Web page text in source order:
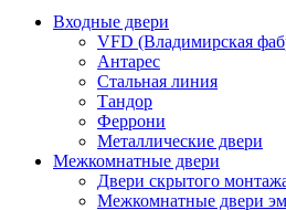
Входные двери
VFD (Владимирская
Антарес
Стальная линия
Тандор
Феррони
Металлические двери
Межкомнатные двери
Двери скрытого
Межкомнатные двери